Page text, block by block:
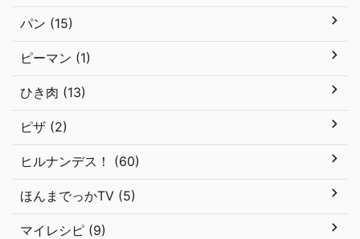
パン (15)
ピーマン (1)
ひき肉 (13)
ピザ (2)
ヒルナンデス！ (60)
ほんまでっかTV (5)
マイレシピ (9)